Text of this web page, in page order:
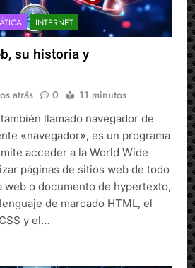
INTERNET
su historia y
atrás 0 11 minutos
llamado navegador de
«navegador», es un programa
acceder a la World Wide
páginas de sitios web de todo
web o documento de hypertexto,
de marcado HTML, el
y el…